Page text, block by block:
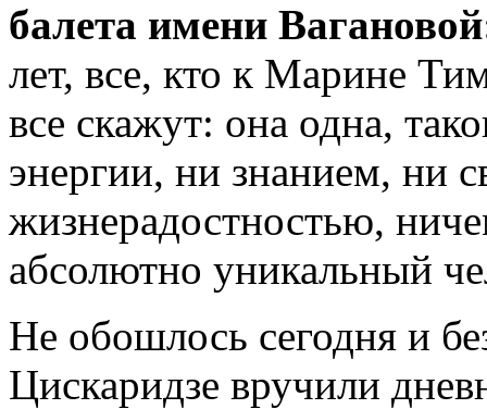
балета имени
лет, все, кто к Марине
все скажут: она одна,
энергии, ни знанием, ни
жизнерадостностью,
абсолютно уникальный
Не обошлось сегодня и
Цискаридзе вручили